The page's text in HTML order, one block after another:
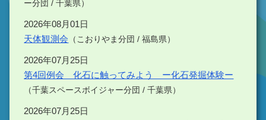
ー分団 / 千葉県）
2026年08月01日
天体観測会 （こおりやま分団 / 福島県）
2026年07月25日
第4回例会 化石に触ってみよう ー化石発掘体験ー
（千葉スペースボイジャー分団 / 千葉県）
2026年07月25日